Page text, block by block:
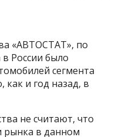
«АВТОСТАТ», по
России было
сегмента
как и год назад, в
не считают, что
рынка в данном